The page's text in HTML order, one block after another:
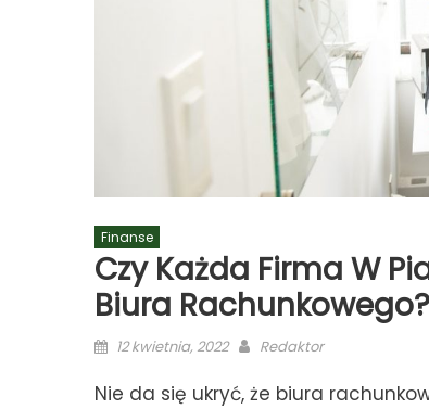
Finanse
Czy Każda Firma W
Biura Rachunkowego?
Posted
12 kwietnia, 2022 Author
Redaktor
Nie da się ukryć, że biura